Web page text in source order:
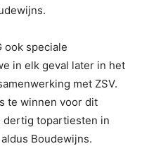
ook speciale
in elk geval later in het
met ZSV.
te winnen voor dit
dertig topartiesten in
Boudewijns.